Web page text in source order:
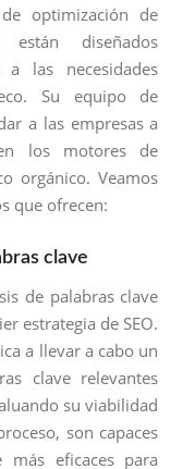
optimización de
diseñados
a las necesidades
Su equipo de
a las empresas a
los motores de
orgánico. Veamos
que ofrecen:
clave
de palabras clave
estrategia de SEO.
a llevar a cabo un
clave relevantes
su viabilidad
son capaces
más eficaces para